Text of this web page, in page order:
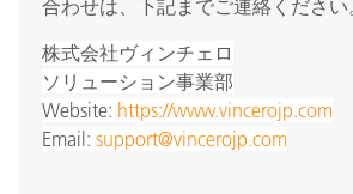
合わせは、下記までご連絡ください
株式会社ヴィンチェロ
ソリューション事業部
Website: https://www.vincerojp.com
Email: support@vincerojp.com